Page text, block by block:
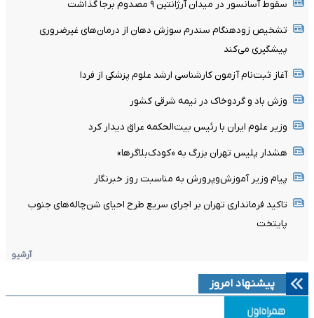
سقوط آسانسور در میدان آرژانتین ۹ مصدوم برجا گذاشت
تشخیص زودهنگام سندرم سوزش دهان از درمان‌های غیرضروری
پیشگیری می‌کند
آغاز ثبت‌نام‌ آزمون کارشناسی ارشد علوم پزشکی از فردا
وزش باد و گردوخاک در نیمه شرقی کشور
وزیر علوم ایران با رئیس بیت‌الحکمه عراق دیدار کرد
هشدار پلیس تهران بزرگ به «کودک‌بلاگرها»
پیام وزیر آموزش‌وپرورش به مناسبت روز خبرنگار
تاکید فرمانداری تهران بر اجرای سریع طرح احیای شن‌چاله‌های جنوب
پایتخت
آرشیو
پیشنهاد امروز